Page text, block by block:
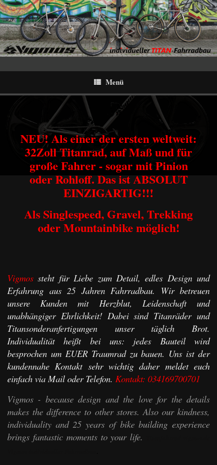
Menü
NEU! Als einer der ersten weltweit:
32Zoll Titanrad, auf Maß und für
große Fahrer - sogar mit Pinion
oder Rohloff. Das ist ABSOLUT
EINZIGARTIG!!!
Als Singlespeed, Gravel, Trekking
oder Mountainbike möglich!
Vigmos steht für Liebe zum Detail, edles Design und
Erfahrung aus 25 Jahren Fahrradbau. Wir betreuen
unsere Kunden mit Herzblut, Leidenschaft und
unabhängiger Ehrlichkeit! Dabei sind Titanräder und
Titansonderanfertigungen unser täglich Brot.
Individualität heißt bei uns: jedes Bauteil wird
besprochen um EUER Traumrad zu bauen. Uns ist der
kundennahe Kontakt sehr wichtig daher meldet euch
einfach via Mail oder Telefon. Kontakt: 034169700701
Vigmos - because design and the love for the details
makes the difference to other stores. Also our kindness,
individuality and 25 years of bike building experience
brings fantastic moments to your life.